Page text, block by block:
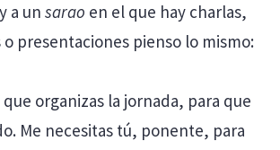
a un sarao en el que hay charlas,
o presentaciones pienso lo mismo:
organizas la jornada, para que
Me necesitas tú, ponente, para